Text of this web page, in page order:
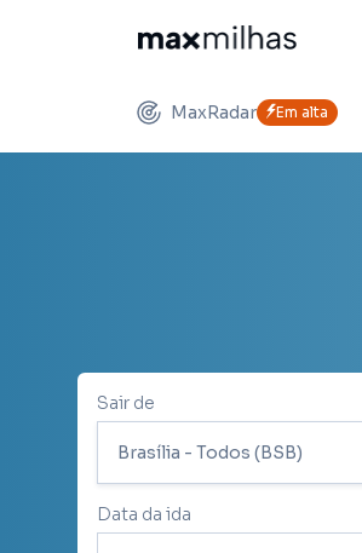
MaxRadar Em alta
Sair de
Data da ida